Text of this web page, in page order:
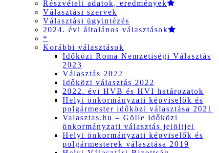
Részvételi adatok, eredmények
Választási szervek
Választási ügyintézés
2024. évi általános választások
*
Korábbi választások
Időközi Roma Nemzetiségi Választás
2023
Választás 2022
Időközi választás 2022
2022. évi HVB és HVI határozatok
Helyi önkormányzati képviselők és
polgármester időközi választása 2021
Valasztas.hu – Gölle időközi
önkormányzati választás jelöltjei
Helyi önkormányzati képviselők és
polgármesterek választása 2019